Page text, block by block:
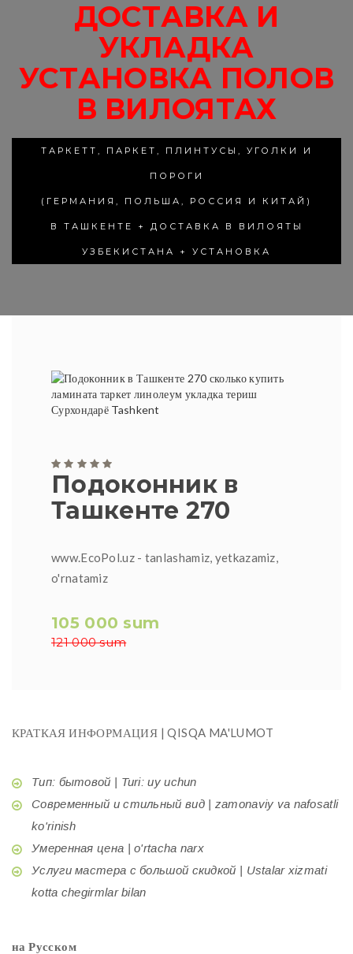
ДОСТАВКА И
УКЛАДКА
УСТАНОВКА ПОЛОВ
В ВИЛОЯТАХ
ТАРКЕТТ, ПАРКЕТ, ПЛИНТУСЫ, УГОЛКИ И
ПОРОГИ
(ГЕРМАНИЯ, ПОЛЬША, РОССИЯ И КИТАЙ)
В ТАШКЕНТЕ + ДОСТАВКА В ВИЛОЯТЫ
УЗБЕКИСТАНА + УСТАНОВКА
Подоконник в
Ташкенте 270
www.EcoPol.uz - tanlashamiz, yetkazamiz,
o'rnatamiz
105 000 sum
121 000 sum
КРАТКАЯ ИНФОРМАЦИЯ | QISQA MA'LUMOT
Тип: бытовой | Turi: uy uchun
Современный и стильный вид | zamonaviy va nafosatli
ko'rinish
Умеренная цена | o'rtacha narx
Услуги мастера с большой скидкой | Ustalar xizmati
kotta chegirmlar bilan
на Русском